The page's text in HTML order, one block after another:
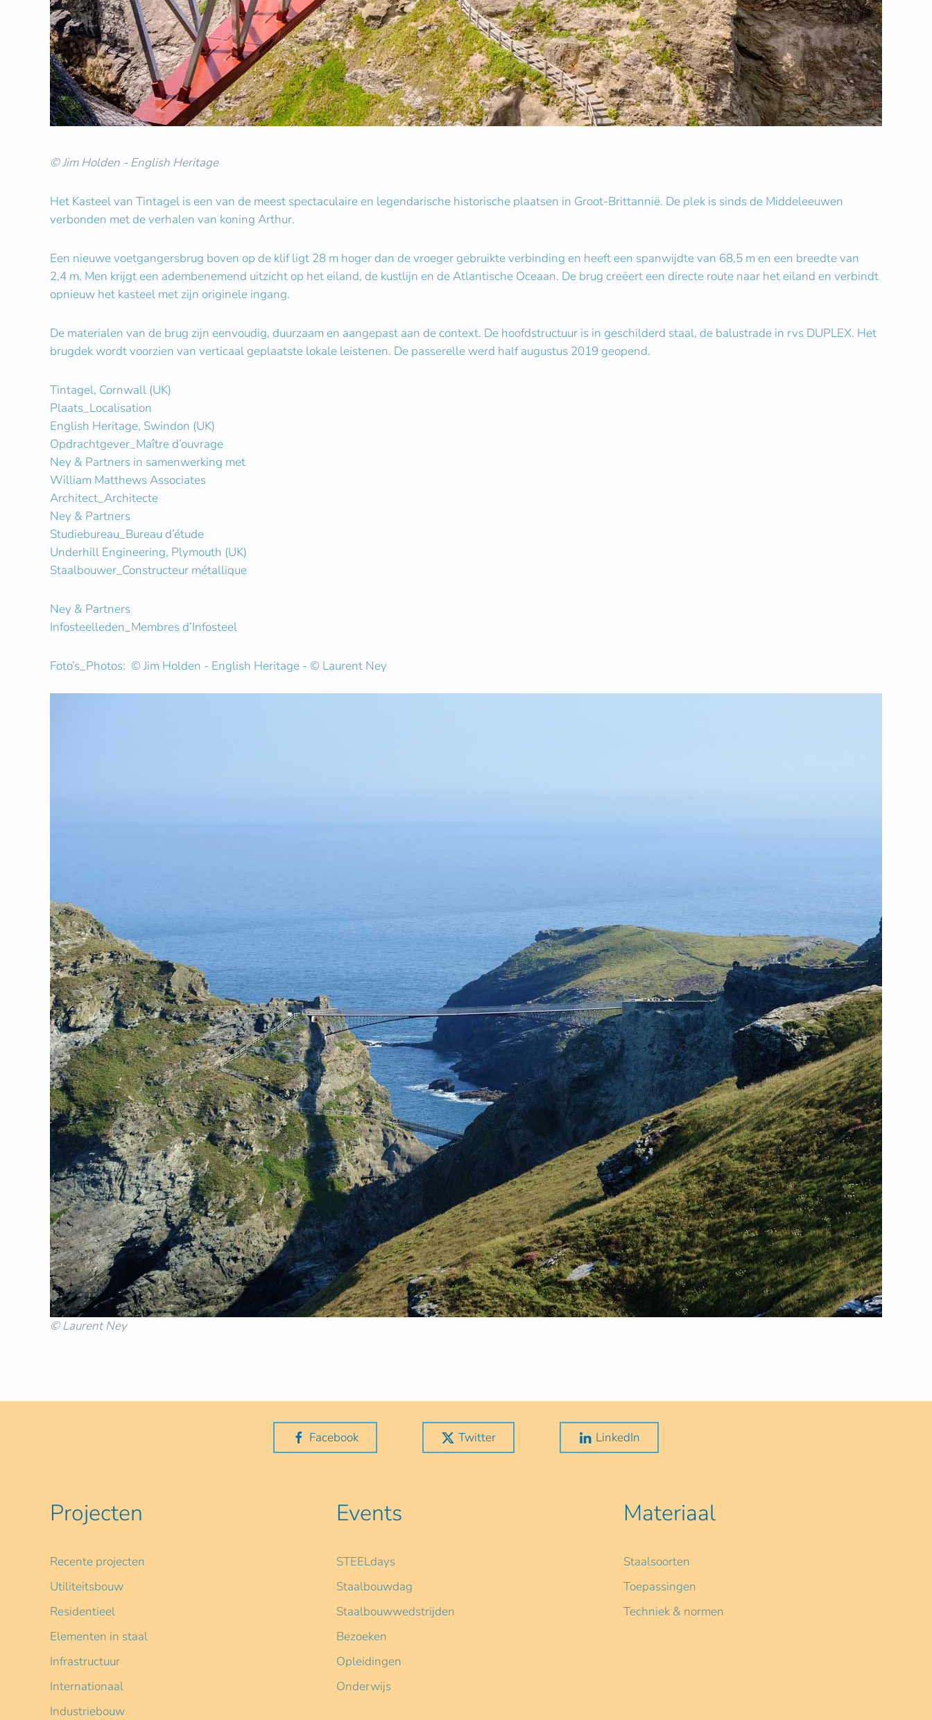
© Jim Holden - English Heritage
Het Kasteel van Tintagel is een van de meest spectaculaire en legendarische historische plaatsen in Groot-Brittannië. De plek is sinds de Middeleeuwen
verbonden met de verhalen van koning Arthur.
Een nieuwe voetgangersbrug boven op de klif ligt 28 m hoger dan de vroeger gebruikte verbinding en heeft een spanwijdte van 68,5 m en een breedte van
2,4 m. Men krijgt een adembenemend uitzicht op het eiland, de kustlijn en de Atlantische Oceaan. De brug creëert een directe route naar het eiland en verbindt
opnieuw het kasteel met zijn originele ingang.
De materialen van de brug zijn eenvoudig, duurzaam en aangepast aan de context. De hoofdstructuur is in geschilderd staal, de balustrade in rvs DUPLEX. Het
brugdek wordt voorzien van verticaal geplaatste lokale leistenen. De passerelle werd half augustus 2019 geopend.
Tintagel, Cornwall (UK)
Plaats_Localisation
English Heritage, Swindon (UK)
Opdrachtgever_Maître d’ouvrage
Ney & Partners in samenwerking met
William Matthews Associates
Architect_Architecte
Ney & Partners
Studiebureau_Bureau d’étude
Underhill Engineering, Plymouth (UK)
Staalbouwer_Constructeur métallique
Ney & Partners
Infosteelleden_Membres d’Infosteel
Foto’s_Photos: © Jim Holden - English Heritage - © Laurent Ney
© Laurent Ney
Facebook Twitter LinkedIn
Projecten
Recente projecten
Utiliteitsbouw
Residentieel
Elementen in staal
Infrastructuur
Internationaal
Industriebouw
Events
STEELdays
Staalbouwdag
Staalbouwwedstrijden
Bezoeken
Opleidingen
Onderwijs
Materiaal
Staalsoorten
Toepassingen
Techniek & normen